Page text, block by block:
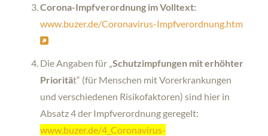
Corona-Impfverordnung im Volltext:
www.buzer.de/Coronavirus-Impfverordnung.htm
Die Angaben für „ Schutzimpfungen mit erhöhter
Priorität“ (für Menschen mit Vorerkrankungen
und verschiedenen Risikofaktoren) sind hier in
Absatz 4 der Impfverordnung geregelt:
www.buzer.de/4_Coronavirus-